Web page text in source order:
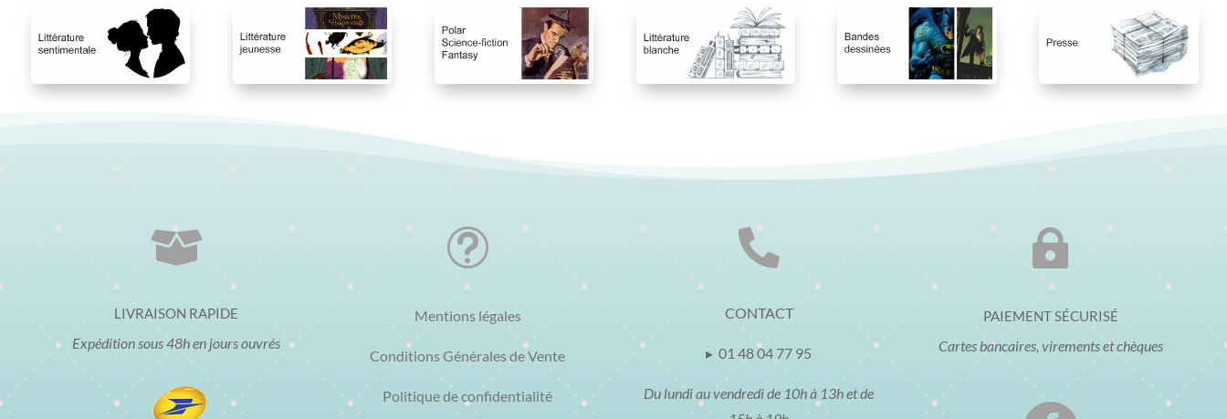

LIVRAISON RAPIDE
Expédition sous 48h en jours ouvrés
t
Mentions légales
Conditions Générales de Vente
Politique de confidentialité

CONTACT
▸ 01 48 04 77 95
Du lundi au vendredi de 10h à 13h et de

PAIEMENT SÉCURISÉ
Cartes bancaires, virements et chèques